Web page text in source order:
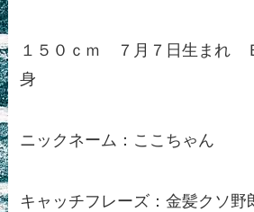
１５０ｃｍ ７月７日生まれ
身
ニックネーム：ここちゃん
キャッチフレーズ：金髪クソ野